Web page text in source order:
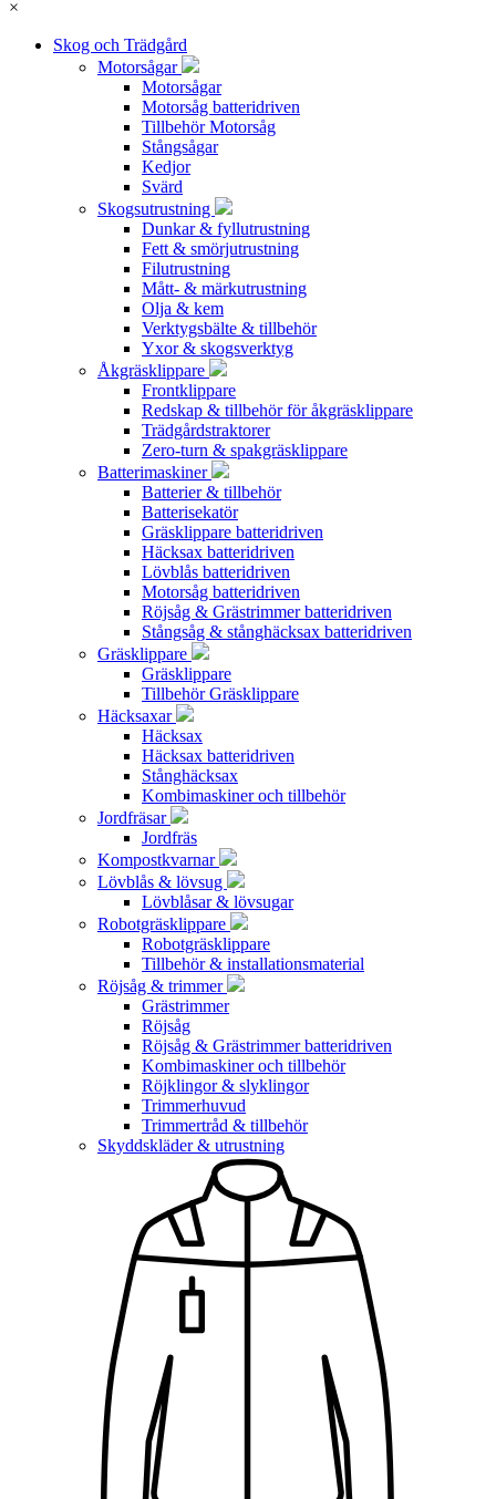
×
Skog och Trädgård
Motorsågar
Motorsågar
Motorsåg batteridriven
Tillbehör Motorsåg
Stångsågar
Kedjor
Svärd
Skogsutrustning
Dunkar & fyllutrustning
Fett & smörjutrustning
Filutrustning
Mått- & märkutrustning
Olja & kem
Verktygsbälte & tillbehör
Yxor & skogsverktyg
Åkgräsklippare
Frontklippare
Redskap & tillbehör för åkgräsklippare
Trädgårdstraktorer
Zero-turn & spakgräsklippare
Batterimaskiner
Batterier & tillbehör
Batterisekatör
Gräsklippare batteridriven
Häcksax batteridriven
Lövblås batteridriven
Motorsåg batteridriven
Röjsåg & Grästrimmer batteridriven
Stångsåg & stånghäcksax batteridriven
Gräsklippare
Gräsklippare
Tillbehör Gräsklippare
Häcksaxar
Häcksax
Häcksax batteridriven
Stånghäcksax
Kombimaskiner och tillbehör
Jordfräsar
Jordfräs
Kompostkvarnar
Lövblås & lövsug
Lövblåsar & lövsugar
Robotgräsklippare
Robotgräsklippare
Tillbehör & installationsmaterial
Röjsåg & trimmer
Grästrimmer
Röjsåg
Röjsåg & Grästrimmer batteridriven
Kombimaskiner och tillbehör
Röjklingor & slyklingor
Trimmerhuvud
Trimmertråd & tillbehör
Skyddskläder & utrustning